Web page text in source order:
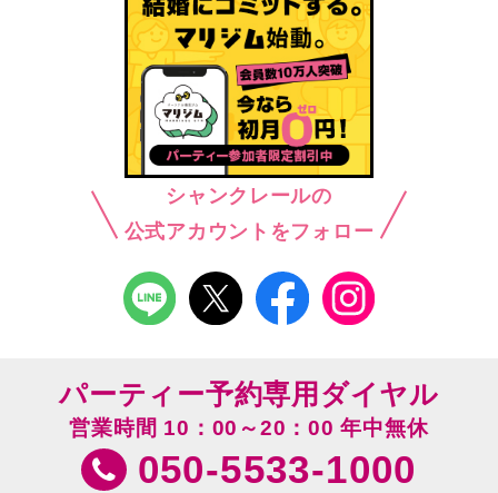
シャンクレールの
公式アカウントをフォロー
パーティー予約専用ダイヤル
営業時間 10：00～20：00 年中無休
050-5533-1000